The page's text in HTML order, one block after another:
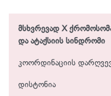
მსხვრევად X
და ატაქსიის სინდრომი
კოორდინაციის
დისტონია